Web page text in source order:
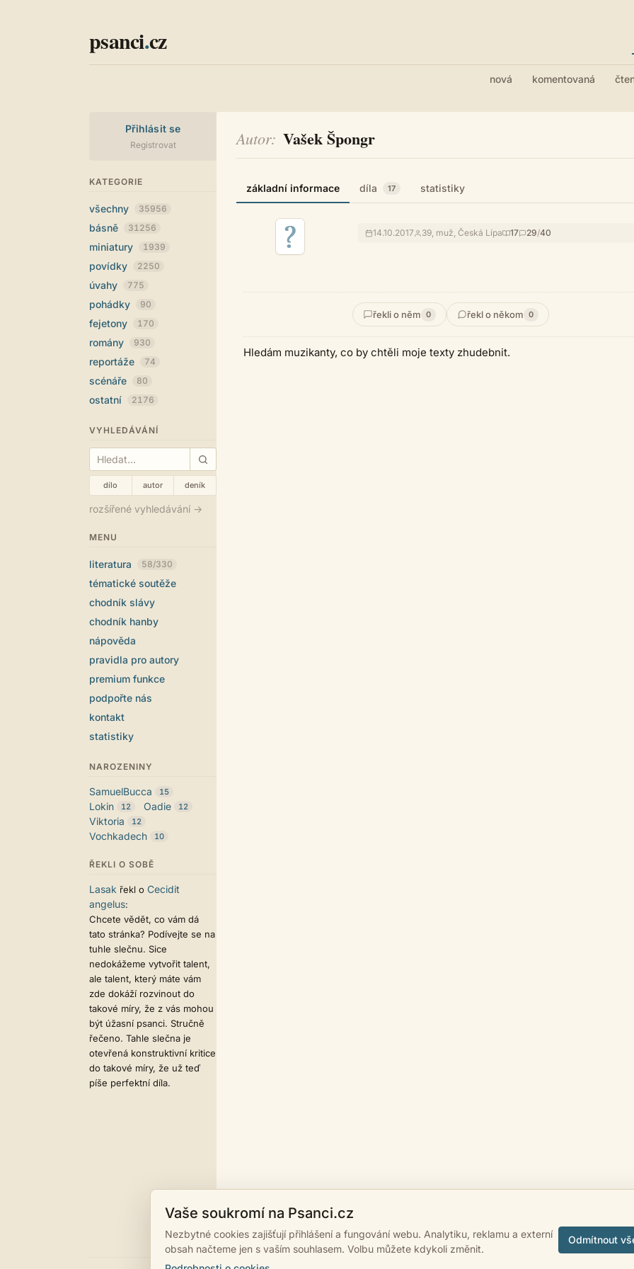
psanci.cz
nová komentovaná
Přihlásit se
Registrovat
KATEGORIE
všechny 35956
básně 31256
miniatury 1939
povídky 2250
úvahy 775
pohádky 90
fejetony 170
romány 930
reportáže 74
scénáře 80
ostatní 2176
VYHLEDÁVÁNÍ
dílo autor deník
rozšířené vyhledávání →
MENU
literatura 58/330
tématické soutěže
chodník slávy
chodník hanby
nápověda
pravidla pro autory
premium funkce
podpořte nás
kontakt
statistiky
NAROZENINY
SamuelBucca 15
Lokin 12 Oadie 12
Viktoria 12
Vochkadech 10
ŘEKLI O SOBĚ
Lasak řekl o Cecidit
angelus:
Chcete vědět, co vám dá
tato stránka? Podívejte se na
tuhle slečnu. Sice
nedokážeme vytvořit talent,
ale talent, který máte vám
zde dokáží rozvinout do
takové míry, že z vás mohou
být úžasní psanci. Stručně
řečeno. Tahle slečna je
otevřená konstruktivní kritice
do takové míry, že už teď
píše perfektní díla.
Autor Vašek Špongr
základní informace díla 17 statistiky
14.10.2017 39, muž, Česká Lípa 17 29/40
řekli o něm 0 řekl o někom 0
Hledám muzikanty, co by chtěli moje texty zhudebnit.
Vaše soukromí na Psanci.cz
Nezbytné cookies zajišťují přihlášení a fungování webu. Analytiku, reklamu a externí
obsah načteme jen s vaším souhlasem. Volbu můžete kdykoli změnit.
Odmítnout